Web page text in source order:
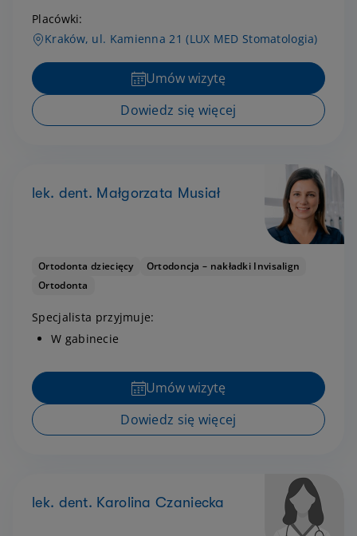
Placówki:
Kraków, ul. Kamienna 21 (LUX MED Stomatologia)
Umów wizytę
Dowiedz się więcej
lek. dent. Małgorzata Musiał
Ortodonta dziecięcy
Ortodoncja – nakładki Invisalign
Ortodonta
Specjalista przyjmuje:
W gabinecie
Umów wizytę
Dowiedz się więcej
lek. dent. Karolina Czaniecka